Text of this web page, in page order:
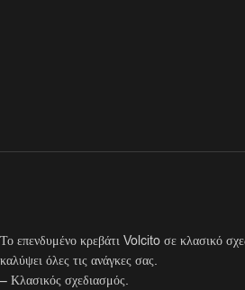
Το επενδυμένο κρεβάτι Volcito σε κλασικό
καλύψει όλες τις ανάγκες σας.
– Κλασικός σχεδιασμός.